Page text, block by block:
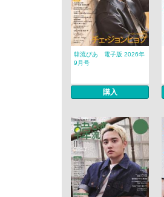
韓流ぴあ 電子版 2026年
9月号
購入